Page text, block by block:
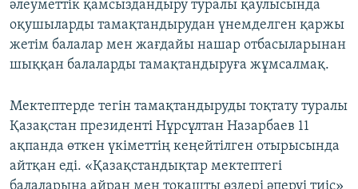
әлеуметтік қамсыздандыру туралы қаулысында
оқушыларды тамақтандырудан үнемделген қаржы
жетім балалар мен жағдайы нашар отбасыларынан
шыққан балаларды тамақтандыруға жұмсалмақ.
Мектептерде тегін тамақтандыруды тоқтату туралы
Қазақстан президенті Нұрсұлтан Назарбаев 11
ақпанда өткен үкіметтің кеңейтілген отырысында
айтқан еді. «Қазақстандықтар мектептегі